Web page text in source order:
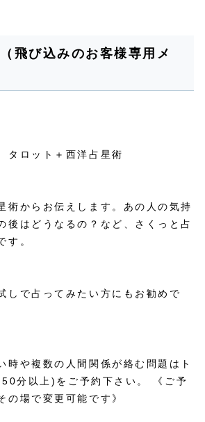
飛び込みのお客様専用メ
タロット＋西洋占星術
術からお伝えします。あの人の気持
後はどうなるの？など、さくっと占
す。
しで占ってみたい方にもお勧めで
時や複数の人間関係が絡む問題はト
分以上)をご予約下さい。 《ご予
の場で変更可能です》